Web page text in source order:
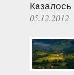
Казалось
05.12.2012